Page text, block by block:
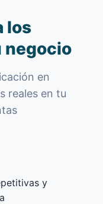
los
negocio
en
reales en tu
y